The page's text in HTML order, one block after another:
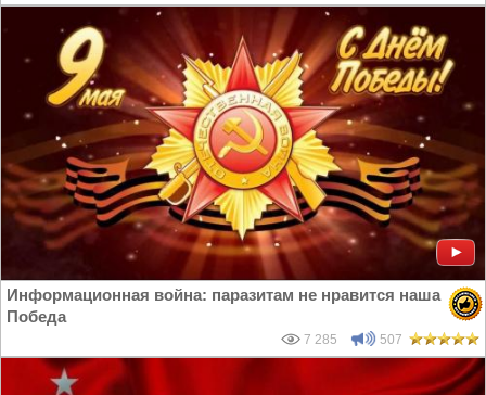
Информационная война: паразитам не нравится наша
Победа
7 285 507